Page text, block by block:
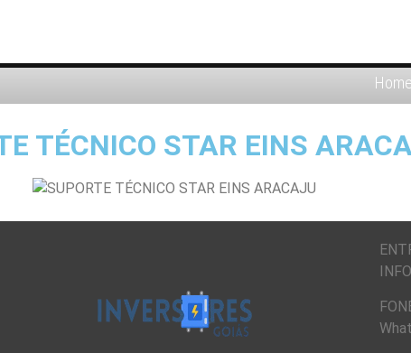
Home
TÉCNICO STAR EINS